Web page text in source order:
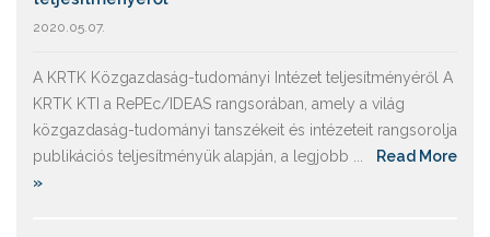
2020.05.07.
A KRTK Közgazdaság-tudományi Intézet teljesítményéről A
KRTK KTI a RePEc/IDEAS rangsorában, amely a világ
közgazdaság-tudományi tanszékeit és intézeteit rangsorolja
publikációs teljesítményük alapján, a legjobb ...
Read More
»